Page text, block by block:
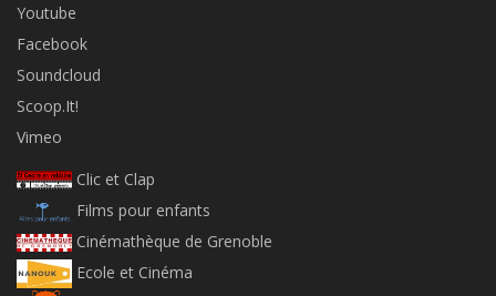
Youtube
Facebook
Soundcloud
Scoop.It!
Vimeo
Clic et Clap
Films pour enfants
Cinémathèque de Grenoble
Ecole et Cinéma